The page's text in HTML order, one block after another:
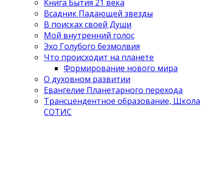
Книга Бытия 21 века
Всадник Падающей звезды
В поисках своей Души
Мой внутренний голос
Эхо Голубого безмолвия
Что происходит на планете
Формирование нового мира
О духовном развитии
Евангелие Планетарного перехода
Трансцендентное образование, Школа
СОТИС